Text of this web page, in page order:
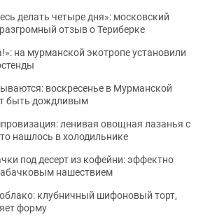
делать четыре дня»: московский
отзыв о Териберке
на мурманской экотропе установили
воскресенье в Мурманской
быть дождливым
ленивая овощная лазанья с
нашлось в холодильнике
под десерт из кофейни: эффектно
нашествием
клубничный шифоновый торт,
форму